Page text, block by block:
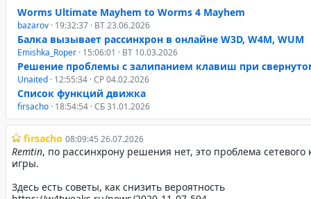
Worms Ultimate Mayhem to Worms 4 Mayhem
bazarov · 19:32:37 · ВТ 23.06.2026
Балка вызывает рассинхрон в онлайне W3D, W4M, WUM
Emishka_Roper · 15:06:01 · ВТ 10.03.2026
Решение проблемы с залипанием клавиш при
Unaited · 12:55:34 · СР 04.02.2026
Список функций движка
firsacho · 18:54:54 · СБ 31.01.2026